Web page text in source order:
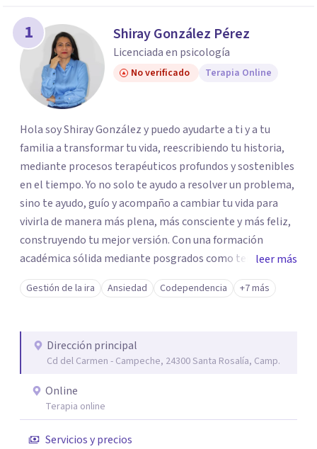
1 Shiray González Pérez
Licenciada en psicología
No verificado Terapia Online
Hola soy Shiray González y puedo ayudarte a ti y a tu
familia a transformar tu vida, reescribiendo tu historia,
mediante procesos terapéuticos profundos y sostenibles
en el tiempo. Yo no solo te ayudo a resolver un problema,
sino te ayudo, guío y acompaño a cambiar tu vida para
vivirla de manera más plena, más consciente y más feliz,
construyendo tu mejor versión. Con una formación
académica sólida mediante posgrados como terapeuta
breve, familiar e infantil, así como con respaldo
profesional y experiencia clínica de más de 26 años y
auténtica y comunicación clara y directa para darte
seguridad emocional y una dirección firme de tu proceso
de cambio.
leer más
Gestión de la ira Ansiedad Codependencia +7 más
Dirección principal
Cd del Carmen - Campeche, 24300 Santa Rosalía, Camp.
Online
Terapia online
Servicios y precios